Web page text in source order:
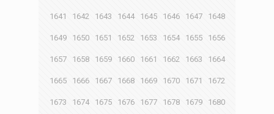
1641 1642 1643 1644 1645 1646 1647 1648
1649 1650 1651 1652 1653 1654 1655 1656
1657 1658 1659 1660 1661 1662 1663 1664
1665 1666 1667 1668 1669 1670 1671 1672
1673 1674 1675 1676 1677 1678 1679 1680